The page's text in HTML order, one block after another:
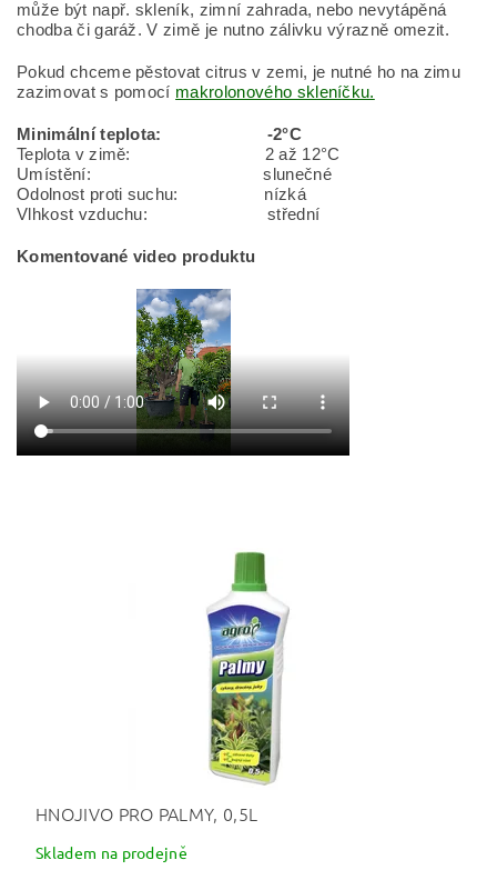
může být např. skleník, zimní zahrada, nebo nevytápěná
chodba či garáž. V zimě je nutno zálivku výrazně omezit.
Pokud chceme pěstovat citrus v zemi, je nutné ho na zimu
zazimovat s pomocí makrolonového skleníčku.
Minimální teplota: -2°C
Teplota v zimě: 2 až 12°C
Umístění: slunečné
Odolnost proti suchu: nízká
Vlhkost vzduchu: střední
Komentované video produktu
HNOJIVO PRO PALMY, 0,5L
Skladem na prodejně